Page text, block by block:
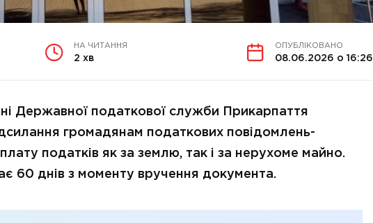
НА ЧИТАННЯ
2 хв
ОПУБЛІКОВАНО
08.06.2026 о 16:26
Державної податкової служби Прикарпаття
громадянам податкових повідомлень-
податків як за землю, так і за нерухоме майно.
60 днів з моменту вручення документа.